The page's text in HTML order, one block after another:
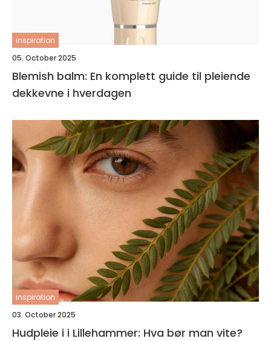
inspiration
05. October 2025
Blemish balm: En komplett guide til pleiende
dekkevne i hverdagen
inspiration
03. October 2025
Hudpleie i i Lillehammer: Hva bør man vite?